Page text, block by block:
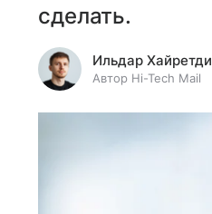
сделать.
Ильдар
Автор Hi-Tech Mail